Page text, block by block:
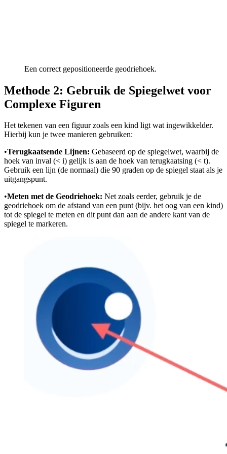
Een correct gepositioneerde geodriehoek.
Methode 2: Gebruik de Spiegelwet voor
Complexe Figuren
Het tekenen van een figuur zoals een kind ligt wat ingewikkelder.
Hierbij kun je twee manieren gebruiken:
•Terugkaatsende Lijnen: Gebaseerd op de spiegelwet, waarbij de
hoek van inval (< i) gelijk is aan de hoek van terugkaatsing (< t).
Gebruik een lijn (de normaal) die 90 graden op de spiegel staat als je
uitgangspunt.
•Meten met de Geodriehoek: Net zoals eerder, gebruik je de
geodriehoek om de afstand van een punt (bijv. het oog van een kind)
tot de spiegel te meten en dit punt dan aan de andere kant van de
spiegel te markeren.